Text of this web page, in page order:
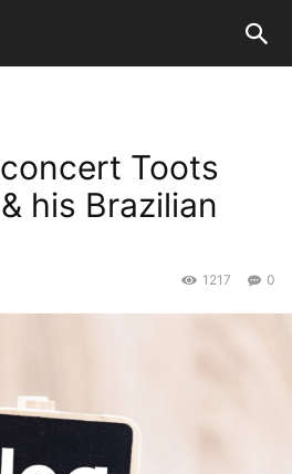
Toots
his Brazilian
0
1217